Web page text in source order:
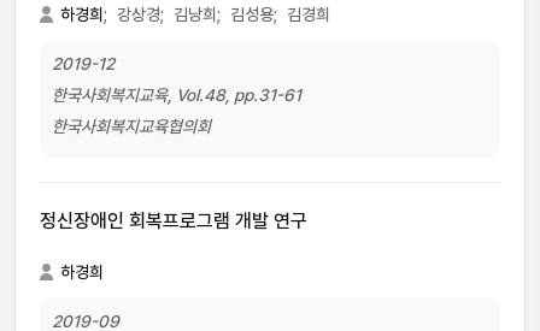
하경희; 강상경; 김낭희; 김성용; 김경희
2019-12
한국사회복지교육, Vol.48, pp.31-61
한국사회복지교육협의회
정신장애인 회복프로그램 개발 연구
하경희
2019-09